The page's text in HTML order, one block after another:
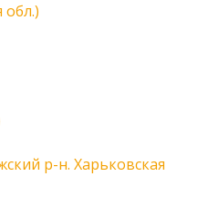
обл.)
р-н. Харьковская